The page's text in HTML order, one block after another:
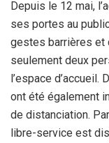
o
o
k
n
Depuis le 12 mai,
ses portes au
gestes barrières et
seulement deux
l’espace
ont été également
de distanciation.
libre-service est